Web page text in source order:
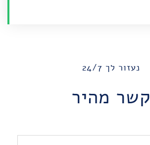
נעזור לך 24/7
קשר מהיר